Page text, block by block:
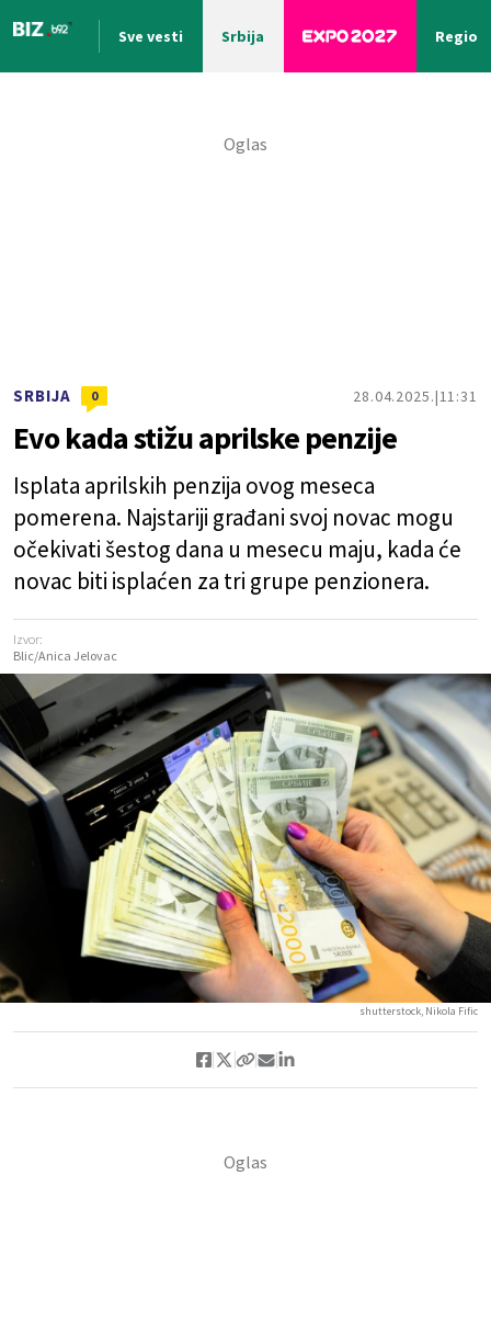
Sve vesti Srbija Region
SRBIJA 0 28.04.2025. 11:31
Evo kada stižu aprilske penzije
Isplata aprilskih penzija ovog meseca
pomerena. Najstariji građani svoj novac mogu
očekivati šestog dana u mesecu maju, kada će
novac biti isplaćen za tri grupe penzionera.
Izvor:
Blic/Anica Jelovac
shutterstock, Nikola Fific